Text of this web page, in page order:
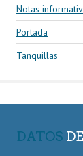
Notas
Portada
Tanquillas
DATOS